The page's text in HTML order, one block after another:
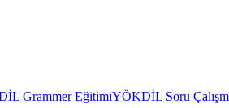
Grammer EğitimiYÖKDİL Soru